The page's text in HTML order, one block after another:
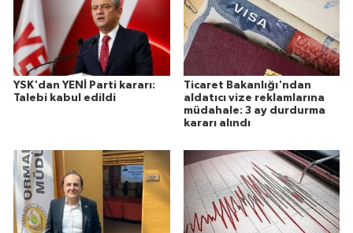
YSK'dan YENİ Parti kararı:
Talebi kabul edildi
Ticaret Bakanlığı'ndan
aldatıcı vize reklamlarına
müdahale: 3 ay durdurma
kararı alındı